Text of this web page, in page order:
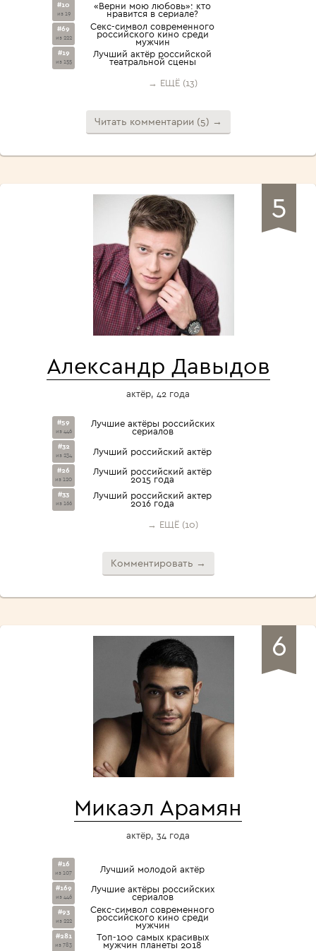
#10
из 19
«Верни мою любовь»: кто
нравится в сериале?
#69
из 222
Секс-символ современного
российского кино среди
мужчин
#19
из 155
Лучший актёр российской
театральной сцены
→ ЕЩЁ (13)
Читать комментарии (5) →
5
Александр Давыдов
актёр, 42 года
#59
из 446
Лучшие актёры российских
сериалов
#32
из 234 Лучший российский актёр
#26
из 120
Лучший российский актёр
2015 года
#33
из 166
Лучший российский актер
2016 года
→ ЕЩЁ (10)
Комментировать →
6
Микаэл Арамян
актёр, 34 года
#16
из 107 Лучший молодой актёр
#169
из 446
Лучшие актёры российских
сериалов
#93
из 222
Секс-символ современного
российского кино среди
мужчин
#281
из 783
Топ-100 самых красивых
мужчин планеты 2018